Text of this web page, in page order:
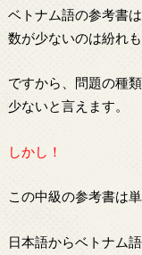
ベトナム語の参考書
数が少ないのは紛れも
ですから、問題の種
少ないと言えます。
しかし！
この中級の参考書は
日本語からベトナム